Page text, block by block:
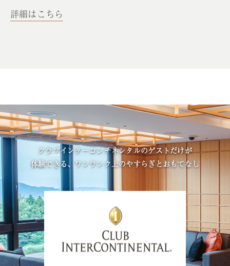
詳細はこちら
クラブインターコンチネンタルのゲストだけが
体験できる、ワンランク上のやすらぎとおもてなし